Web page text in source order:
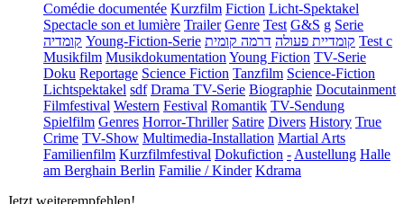
Comédie documentée Kurzfilm Fiction Licht-Spektakel
Spectacle son et lumière Trailer Genre Test G&S g Serie
קומדיה Young-Fiction-Serie קומדיית פעולה דרמה קומית
Test c
Musikfilm MusikdokumentationYoung Fiction TV-Serie
Doku Reportage Science Fiction Tanzfilm Science-Fiction
Lichtspektakel sdf Drama TV-Serie Biographie Docutainment
Filmfestival Western Festival Romantik TV-Sendung
Spielfilm Genres Horror-Thriller Satire Divers History True
Crime TV-Show Multimedia-Installation Martial Arts
Familienfilm Kurzfilmfestival Dokufiction -Austellung Halle
am Berghain Berlin Familie / Kinder Kdrama